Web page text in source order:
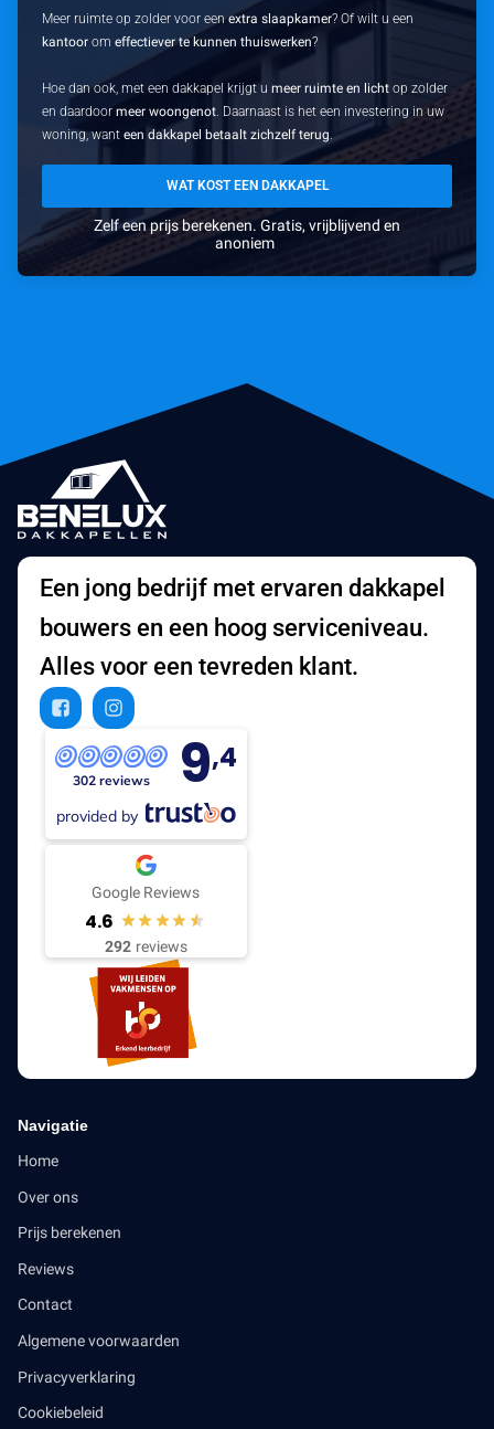
Meer ruimte op zolder voor eenextra slaapkamer? Of wilt u een
kantoor omeffectiever te kunnen thuiswerken?
Hoe dan ook, met een dakkapel krijgt umeer ruimte en licht op zolder
en daardoormeer woongenot. Daarnaast is het een investering in uw
woning, wanteen dakkapel betaalt zichzelf terug.
WAT KOST EEN DAKKAPEL
Zelf een prijs berekenen. Gratis, vrijblijvend en
anoniem
Een jong bedrijf met ervaren dakkapel
bouwers en een hoog serviceniveau.
Alles voor een tevreden klant.
302 reviews 9,4
provided by
Google Reviews
4.6
292 reviews
Navigatie
Home
Over ons
Prijs berekenen
Reviews
Contact
Algemene voorwaarden
Privacyverklaring
Cookiebeleid